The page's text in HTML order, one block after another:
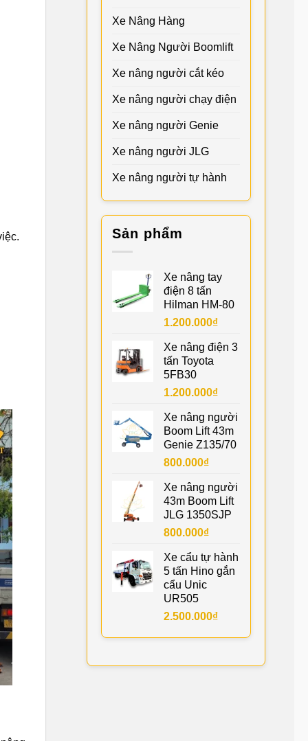
Xe Nâng Hàng
Xe Nâng Người Boomlift
Xe nâng người cắt kéo
Xe nâng người chạy điện
Xe nâng người Genie
Xe nâng người JLG
Xe nâng người tự hành
Sản phẩm
Xe nâng tay
điện 8 tấn
Hilman HM-80
1.200.000₫
Xe nâng điện 3
tấn Toyota
5FB30
1.200.000₫
Xe nâng người
Boom Lift 43m
Genie Z135/70
800.000₫
Xe nâng người
43m Boom Lift
JLG 1350SJP
800.000₫
Xe cẩu tự hành
5 tấn Hino gắn
cẩu Unic
UR505
2.500.000₫